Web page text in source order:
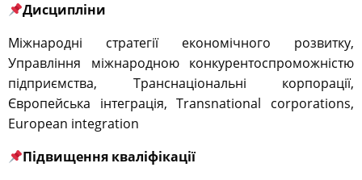
Дисципліни
Міжнародні стратегії економічного розвитку,
Управління міжнародною конкурентоспроможністю
підприємства, Транснаціональні корпорації,
Європейська інтеграція, Transnational corporations,
European integration
Підвищення кваліфікації